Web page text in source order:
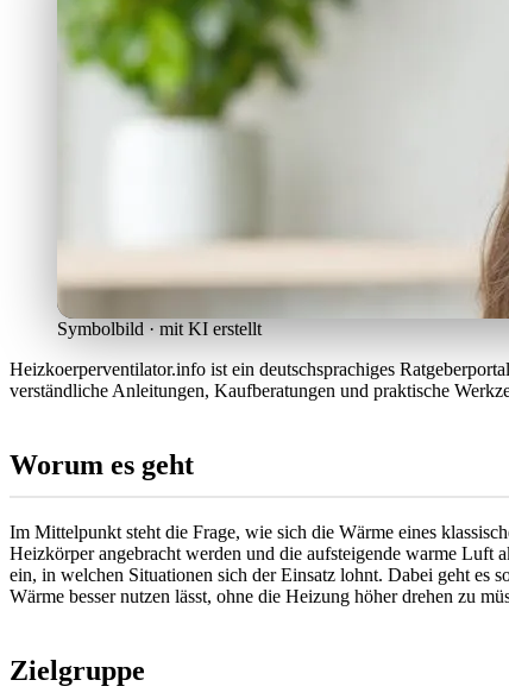
Symbolbild · mit KI erstellt
Heizkoerperventilator.info ist ein deutschsprachiges
verständliche Anleitungen, Kaufberatungen und praktische
Worum es geht
Im Mittelpunkt steht die Frage, wie sich die Wärme eines
Heizkörper angebracht werden und die aufsteigende warme Luft
ein, in welchen Situationen sich der Einsatz lohnt. Dabei geht es
Wärme besser nutzen lässt, ohne die Heizung höher drehen zu
Zielgruppe